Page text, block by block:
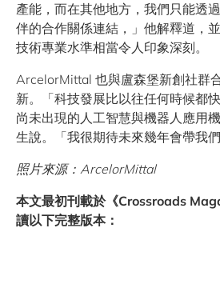
產能，而在其他地方，我們只能透
伴的合作關係連結，」他解釋道，
技術專業水準相當令人印象深刻。
ArcelorMittal 也與盧森堡新創社群
新。「科技發展比以往任何時候都
尚未出現的人工智慧與機器人應用
生說。「我很期待未來幾年會帶我們
照片來源：ArcelorMittal
本文最初刊載於《Crossroads
讀以下完整版本：